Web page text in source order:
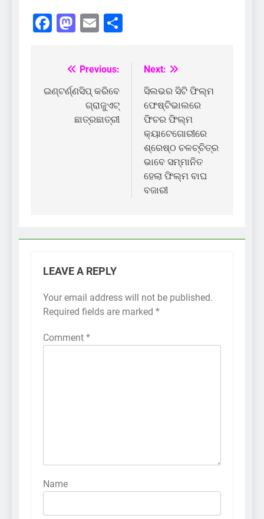
Facebook
Mastodon
Email
Post
navigation
Previous:
ଇଣ୍ଟର୍ଣ୍ଣସିପ୍‌ କରିବେ
ଗ୍ରାଜୁଏଟ୍‌
ଛାତ୍ରଛାତ୍ରୀ
Next:
ସିଲଭର ସିଟି ଫିଲ୍ମ
ଫେଷ୍ଟିଭାଲରେ
ଫିଚର ଫିଲ୍ମ
କ୍ୟାଟେଗୋରୀରେ
ଶ୍ରେଷ୍ଠ ଚଳଚ୍ଚିତ୍ର
ଭାବେ ସମ୍ମାନିତ
ହେଲା ଫିଲ୍ମ ବାଘ
ବଜାରୀ
LEAVE A REPLY
Your email address will not be published.
Required fields are marked *
Comment *
Name